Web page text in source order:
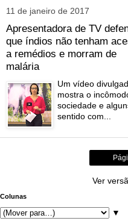
11 de janeiro de 2017
Apresentadora de TV
que índios não tenham
a remédios e morram de
malária
Um vídeo
mostra o
sociedade e
sentido com...
Ver
Colunas
▼